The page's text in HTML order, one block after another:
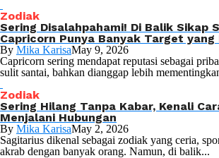
Zodiak
Sering Disalahpahami! Di Balik Sikap
Capricorn Punya Banyak Target yang
By Mika KarisaMay 9, 2026
Capricorn sering mendapat reputasi sebagai
sulit santai, bahkan dianggap lebih
Zodiak
Sering Hilang Tanpa Kabar, Kenali
Menjalani Hubungan
By Mika KarisaMay 2, 2026
Sagitarius dikenal sebagai zodiak yang ceria,
akrab dengan banyak orang. Namun, di balik...